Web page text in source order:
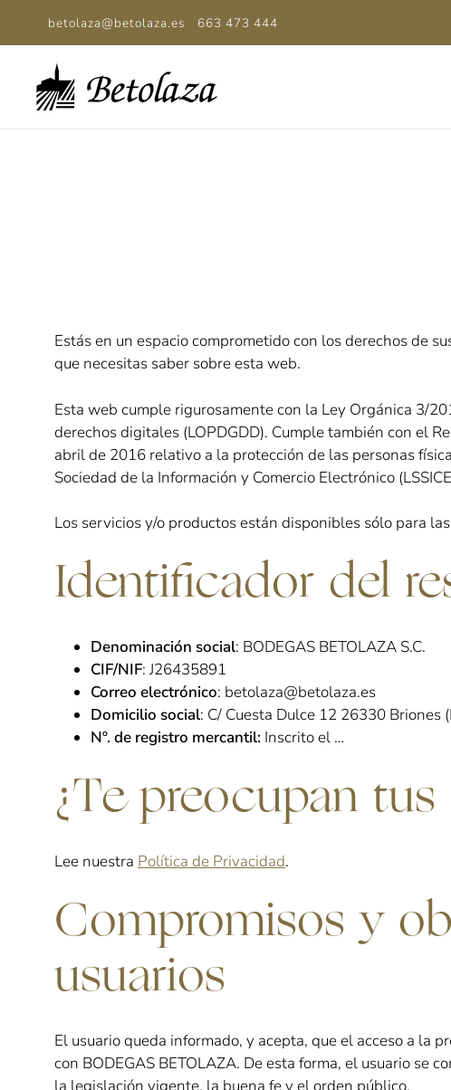
betolaza@betolaza.es 663 473 444
Estás en un espacio comprometido con los derechos de
que necesitas saber sobre esta web.
Esta web cumple rigurosamente con la Ley Orgánica 3/
derechos digitales (LOPDGDD). Cumple también con el
abril de 2016 relativo a la protección de las personas
Sociedad de la Información y Comercio Electrónico
Los servicios y/o productos están disponibles sólo para
Identificador del
Denominación social: BODEGAS BETOLAZA S.C.
CIF/NIF: J26435891
Correo electrónico: betolaza@betolaza.es
Domicilio social: C/ Cuesta Dulce 12 26330 Briones
Nº. de registro mercantil: Inscrito el …
¿Te preocupan tus
Lee nuestra Política de Privacidad.
Compromisos y
usuarios
El usuario queda informado, y acepta, que el acceso a la
con BODEGAS BETOLAZA. De esta forma, el usuario se